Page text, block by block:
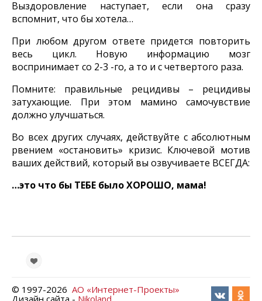
Выздоровление наступает, если она сразу
вспомнит, что бы хотела…
При любом другом ответе придется повторить
весь цикл. Новую информацию мозг
воспринимает со 2-3 -го, а то и с четвертого раза.
Помните: правильные рецидивы – рецидивы
затухающие. При этом мамино самочувствие
должно улучшаться.
Во всех других случаях, действуйте с абсолютным
рвением «остановить» кризис. Ключевой мотив
ваших действий, который вы озвучиваете ВСЕГДА:
…это что бы ТЕБЕ было ХОРОШО, мама!
© 1997-2026 АО «Интернет-Проекты»
Дизайн сайта - Nikoland